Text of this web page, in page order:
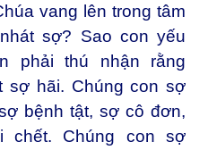
vang lên trong tâm
sợ? Sao con yếu
phải thú nhận rằng
sợ hãi. Chúng con sợ
bệnh tật, sợ cô đơn,
Chúng con sợ